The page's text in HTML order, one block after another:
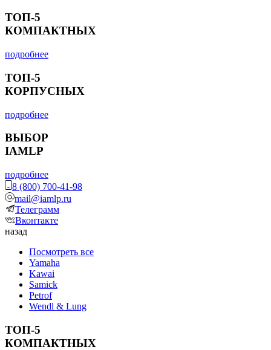
ТОП-5
КОМПАКТНЫХ
подробнее
ТОП-5
КОРПУСНЫХ
подробнее
ВЫБОР
IAMLP
подробнее
8 (800) 700-41-98
mail@iamlp.ru
Телеграмм
Вконтакте
назад
Посмотреть все
Yamaha
Kawai
Samick
Petrof
Wendl & Lung
ТОП-5
КОМПАКТНЫХ